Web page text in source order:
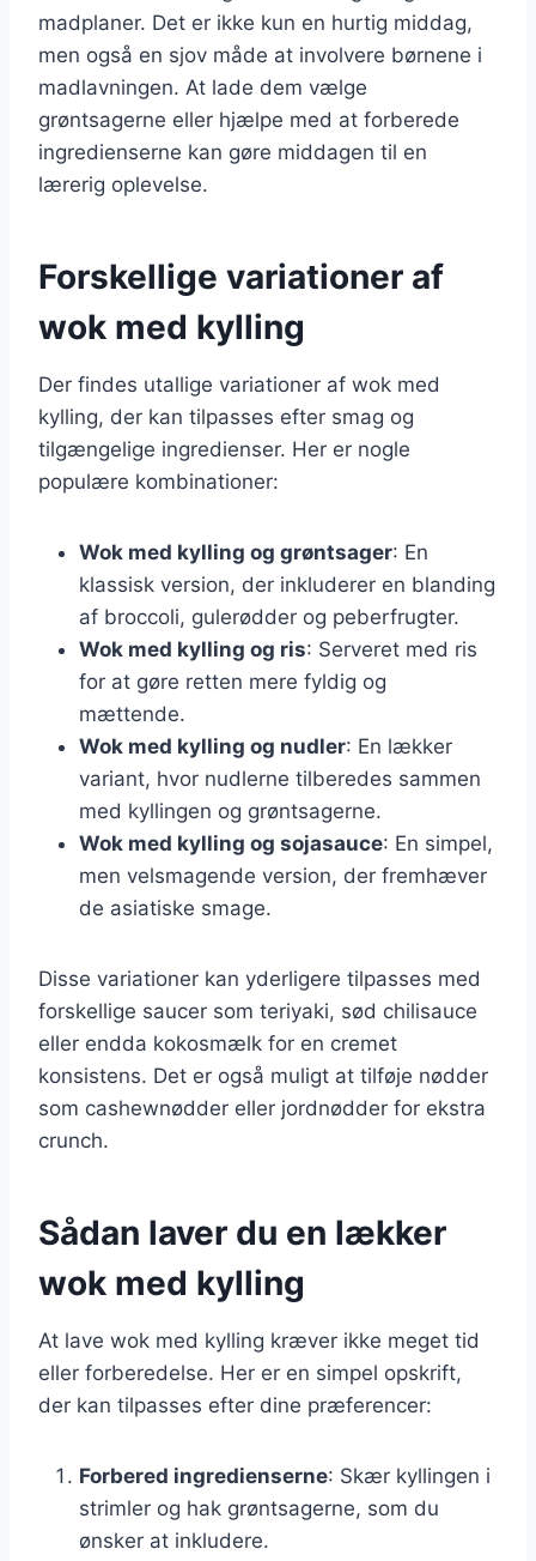
madplaner. Det er ikke kun en hurtig middag,
men også en sjov måde at involvere børnene i
madlavningen. At lade dem vælge
grøntsagerne eller hjælpe med at forberede
ingredienserne kan gøre middagen til en
lærerig oplevelse.
Forskellige variationer af
wok med kylling
Der findes utallige variationer af wok med
kylling, der kan tilpasses efter smag og
tilgængelige ingredienser. Her er nogle
populære kombinationer:
Wok med kylling og grøntsager: En
klassisk version, der inkluderer en blanding
af broccoli, gulerødder og peberfrugter.
Wok med kylling og ris: Serveret med ris
for at gøre retten mere fyldig og
mættende.
Wok med kylling og nudler: En lækker
variant, hvor nudlerne tilberedes sammen
med kyllingen og grøntsagerne.
Wok med kylling og sojasauce: En simpel,
men velsmagende version, der fremhæver
de asiatiske smage.
Disse variationer kan yderligere tilpasses med
forskellige saucer som teriyaki, sød chilisauce
eller endda kokosmælk for en cremet
konsistens. Det er også muligt at tilføje nødder
som cashewnødder eller jordnødder for ekstra
crunch.
Sådan laver du en lækker
wok med kylling
At lave wok med kylling kræver ikke meget tid
eller forberedelse. Her er en simpel opskrift,
der kan tilpasses efter dine præferencer:
Forbered ingredienserne: Skær kyllingen i
strimler og hak grøntsagerne, som du
ønsker at inkludere.